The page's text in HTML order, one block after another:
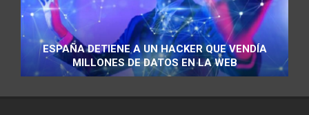
ESPAÑA DETIENE A UN HACKER QUE VENDÍA
MILLONES DE DATOS EN LA WEB